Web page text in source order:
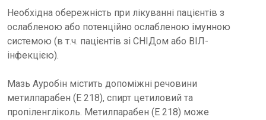
Необхідна обережність при лікуванні пацієнтів з
ослабленою або потенційно ослабленою імунною
системою (в т.ч. пацієнтів зі СНІДом або ВІЛ-
інфекцією).
Мазь Ауробін містить допоміжні речовини
метилпарабен (Е 218), спирт цетиловий та
пропіленгліколь. Метилпарабен (Е 218) може